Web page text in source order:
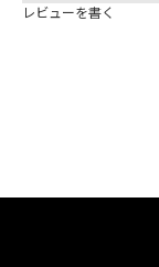
レビューを書く